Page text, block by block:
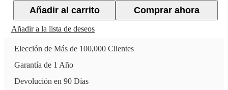
Comprar ahora
Añadir al carrito
Añadir a la lista de deseos
Elección de Más de 100,000 Clientes
Garantía de 1 Año
Devolución en 90 Días